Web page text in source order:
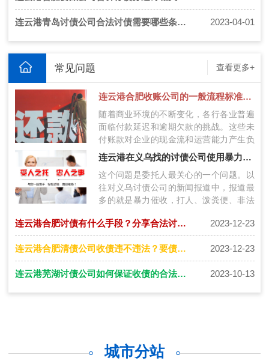
连云港青岛讨债公司合法讨债需要哪些条件？ 2023-04-01
常见问题 查看更多+
连云港合肥收账公司的一般流程标准是什么？
随着商业环境的不断变化，各行各业普遍
面临付款延迟和逾期欠款的挑战。这些未
付账款对企业的现金流和运营能力产生负
面影响。为了应对这个问题，合肥范围内
的…
连云港在义乌找的讨债公司使用暴力会牵连到自己吗
这个问题是委托人最关心的一个问题。以
往对义乌讨债公司的新闻报道中，报道最
多的就是暴力催收，打人、泼粪便、非法
连云港合肥讨债有什么手段？分享合法讨债要账秘诀！ 2023-12-23
连云港合肥清债公司收债违不违法？要债公司怎么收费？ 2023-12-23
连云港芜湖讨债公司如何保证收债的合法性和安全性 2023-10-13
城市分站